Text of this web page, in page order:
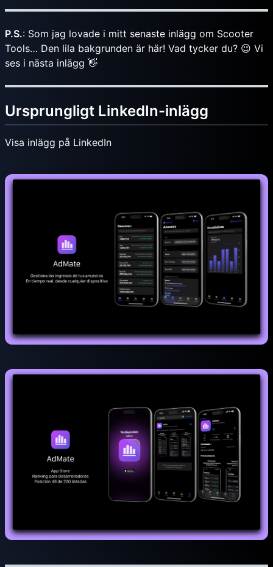
P.S.: Som jag lovade i mitt senaste inlägg om Scooter
Tools… Den lila bakgrunden är här! Vad tycker du? 😉 Vi
ses i nästa inlägg 👋
Ursprungligt LinkedIn-inlägg
Visa inlägg på LinkedIn